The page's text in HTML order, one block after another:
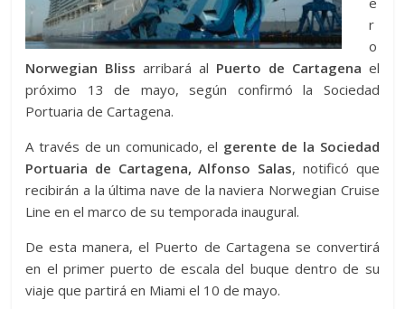
r
o
Norwegian Bliss arribará al Puerto de Cartagena el
próximo 13 de mayo, según confirmó la Sociedad
Portuaria de Cartagena.
A través de un comunicado, el gerente de la Sociedad
Portuaria de Cartagena, Alfonso Salas, notificó que
recibirán a la última nave de la naviera Norwegian Cruise
Line en el marco de su temporada inaugural.
De esta manera, el Puerto de Cartagena se convertirá
en el primer puerto de escala del buque dentro de su
viaje que partirá en Miami el 10 de mayo.